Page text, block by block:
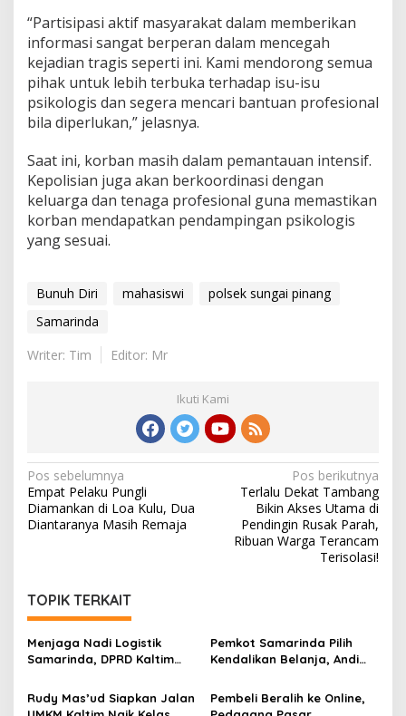
“Partisipasi aktif masyarakat dalam memberikan
informasi sangat berperan dalam mencegah
kejadian tragis seperti ini. Kami mendorong semua
pihak untuk lebih terbuka terhadap isu-isu
psikologis dan segera mencari bantuan profesional
bila diperlukan,” jelasnya.
Saat ini, korban masih dalam pemantauan intensif.
Kepolisian juga akan berkoordinasi dengan
keluarga dan tenaga profesional guna memastikan
korban mendapatkan pendampingan psikologis
yang sesuai.
Bunuh Diri mahasiswi
polsek sungai pinang
Samarinda
Writer: Tim
Editor: Mr
Ikuti Kami
Navigasi
pos
Pos sebelumnya
Empat Pelaku Pungli
Diamankan di Loa Kulu, Dua
Diantaranya Masih Remaja
Pos berikutnya
Terlalu Dekat Tambang
Bikin Akses Utama di
Pendingin Rusak Parah,
Ribuan Warga Terancam
Terisolasi!
TOPIK TERKAIT
Menjaga Nadi Logistik
Samarinda, DPRD Kaltim
Mahulu
Pemkot Samarinda Pilih
Kendalikan Belanja, Andi
Penting daripada Berutang
Rudy Mas’ud Siapkan Jalan
Pembeli Beralih ke Online,